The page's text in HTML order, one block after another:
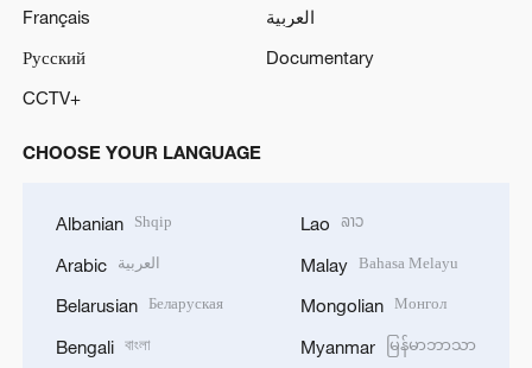
Français
العربية
Русский
Documentary
CCTV+
CHOOSE YOUR LANGUAGE
Albanian Shqip
Arabic العربية
Belarusian Беларуская
Bengali বাংলা
Lao ລາວ
Malay Bahasa Melayu
Mongolian Монгол
Myanmar မြန်မာဘာသာ